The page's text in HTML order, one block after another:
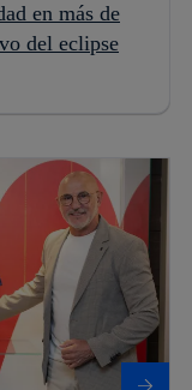
en más de
del eclipse